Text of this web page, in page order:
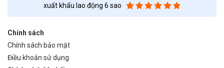
xuất khẩu lao động 6 sao
Chính sách
Chính sách bảo mật
Điều khoản sử dụng